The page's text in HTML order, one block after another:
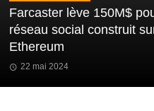
Farcaster lève 150M$
réseau social construit
Ethereum
22 mai 2024